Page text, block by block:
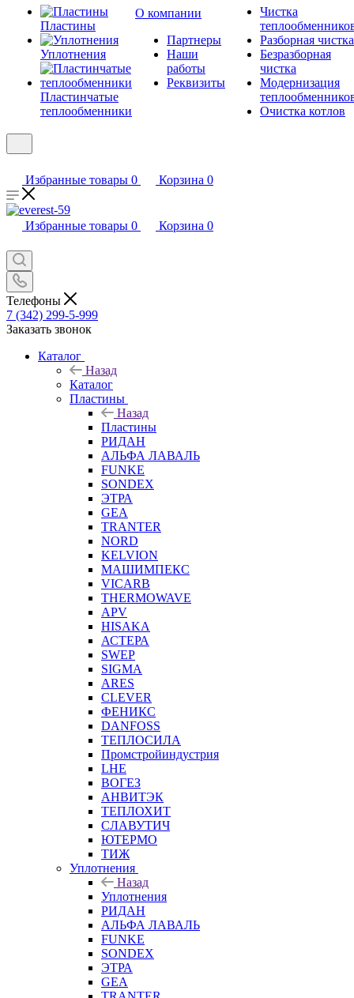
Пластины
Уплотнения
Пластинчатые
теплообменники
О компании
Партнеры
Наши
работы
Реквизиты
Чистка
Разборная чистка
Безразборная
чистка
Модернизация
Очистка котлов
Избранные товары 0 Корзина 0
Избранные товары 0 Корзина 0
Телефоны
7 (342) 299-5-999
Заказать звонок
Каталог
Назад
Каталог
Пластины
Назад
Пластины
РИДАН
АЛЬФА ЛАВАЛЬ
FUNKE
SONDEX
ЭТРА
GEA
TRANTER
NORD
KELVION
МАШИМПЕКС
VICARB
THERMOWAVE
APV
HISAKA
АСТЕРА
SWEP
SIGMA
ARES
CLEVER
ФЕНИКС
DANFOSS
ТЕПЛОСИЛА
Промстройиндустрия
LHE
ВОГЕЗ
АНВИТЭК
ТЕПЛОХИТ
СЛАВУТИЧ
ЮТЕРМО
ТИЖ
Уплотнения
Назад
Уплотнения
РИДАН
АЛЬФА ЛАВАЛЬ
FUNKE
SONDEX
ЭТРА
GEA